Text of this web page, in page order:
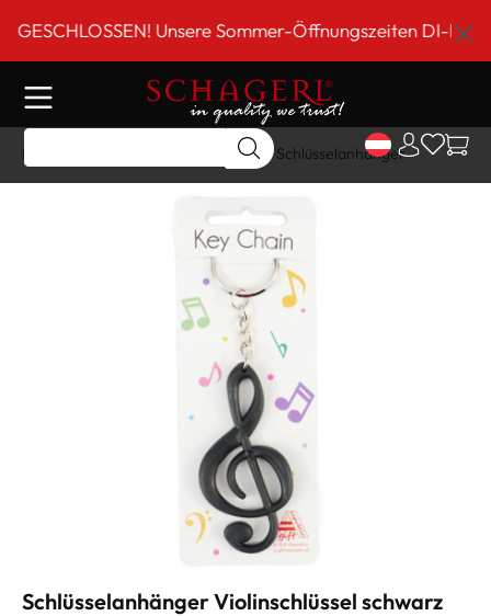
springenUnsere Sommer-Öffnungszeiten DI-FR 9
Home Geschenk Artikel Schlüsselanhänger
Schlüsselanhänger Violinschlüssel schwarz